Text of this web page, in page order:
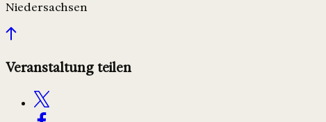
Niedersachsen
Veranstaltung teilen